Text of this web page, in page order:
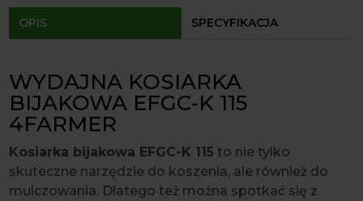
Dostępność form dostawy i ceny uzależniona od produktu.
OPIS SPECYFIKACJA
WYDAJNA KOSIARKA
BIJAKOWA EFGC-K 115
4FARMER
Kosiarka bijakowa EFGC-K 115 to nie tylko
skuteczne narzędzie do koszenia, ale również do
mulczowania. Dlatego też można spotkać się z